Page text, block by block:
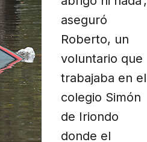
aseguró
Roberto, un
voluntario que
trabajaba en el
colegio Simón
de Iriondo
donde el